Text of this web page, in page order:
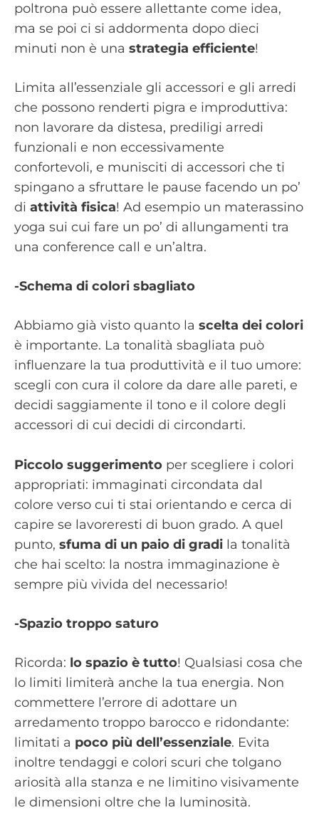
poltrona può essere allettante come idea,
ma se poi ci si addormenta dopo dieci
minuti non è una strategia efficiente!
Limita all’essenziale gli accessori e gli arredi
che possono renderti pigra e improduttiva:
non lavorare da distesa, prediligi arredi
funzionali e non eccessivamente
confortevoli, e munisciti di accessori che ti
spingano a sfruttare le pause facendo un po’
di attività fisica! Ad esempio un materassino
yoga sui cui fare un po’ di allungamenti tra
una conference call e un’altra.
-Schema di colori sbagliato
Abbiamo già visto quanto la scelta dei colori
è importante. La tonalità sbagliata può
influenzare la tua produttività e il tuo umore:
scegli con cura il colore da dare alle pareti, e
decidi saggiamente il tono e il colore degli
accessori di cui decidi di circondarti.
Piccolo suggerimento per scegliere i colori
appropriati: immaginati circondata dal
colore verso cui ti stai orientando e cerca di
capire se lavoreresti di buon grado. A quel
punto, sfuma di un paio di gradi la tonalità
che hai scelto: la nostra immaginazione è
sempre più vivida del necessario!
-Spazio troppo saturo
Ricorda: lo spazio è tutto! Qualsiasi cosa che
lo limiti limiterà anche la tua energia. Non
commettere l’errore di adottare un
arredamento troppo barocco e ridondante:
limitati a poco più dell’essenziale. Evita
inoltre tendaggi e colori scuri che tolgano
ariosità alla stanza e ne limitino visivamente
le dimensioni oltre che la luminosità.